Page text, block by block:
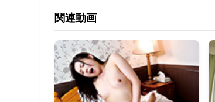
関連動画